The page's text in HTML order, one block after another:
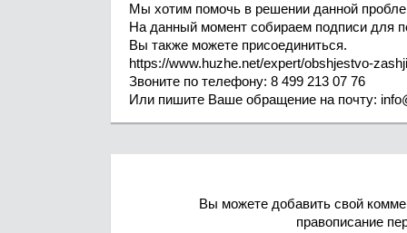
Мы хотим помочь в решении данной
На данный момент собираем подписи для
Вы также можете присоединиться.
https://www.huzhe.net/expert/obshjestvo-
Звоните по телефону: 8 499 213 07 76
Или пишите Ваше обращение на почту:
Вы можете добавить свой
правописание